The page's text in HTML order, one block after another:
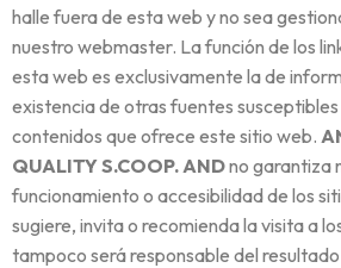
halle fuera de esta web y no sea
nuestro webmaster. La función de los
esta web es exclusivamente la de
existencia de otras fuentes
contenidos que ofrece este sitio web.
QUALITY S.COOP. ANDno garantiza
funcionamiento o accesibilidad de los
sugiere, invita o recomienda la visita a
tampoco será responsable del resultado